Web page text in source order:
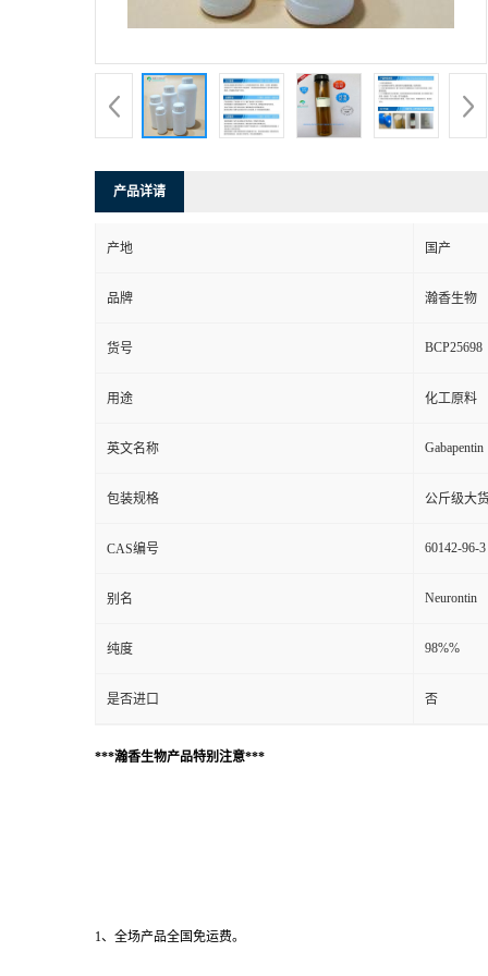
产品详请
产地 国产
品牌 瀚香生物
货号 BCP25698
用途 化工原料
英文名称 Gabapentin
包装规格 公斤级大
CAS编号 60142-96-3
别名 Neurontin
纯度 98%%
是否进口 否
***瀚香生物产品特别注意***
1、全场产品全国免运费。